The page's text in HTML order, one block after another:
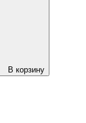
В корзину